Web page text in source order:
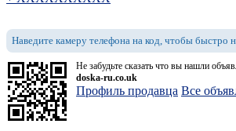
Наведите камеру телефона на код, чтобы быстро
Не забудьте сказать что вы нашли
doska-ru.co.uk
Профиль продавца Все